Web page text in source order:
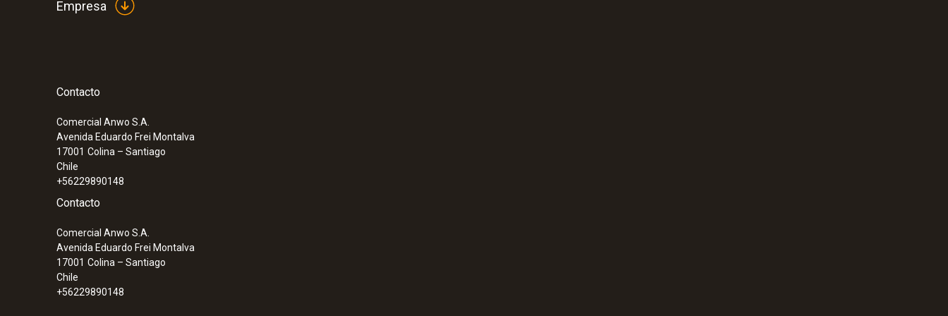
Empresa
Contacto
Comercial Anwo S.A.
Avenida Eduardo Frei Montalva
17001 Colina – Santiago
Chile
+56229890148
Contacto
Comercial Anwo S.A.
Avenida Eduardo Frei Montalva
17001 Colina – Santiago
Chile
+56229890148